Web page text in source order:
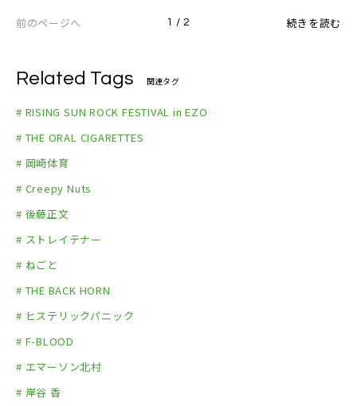
B’z
ビッケブランカ
FRIDAY NIGHT SESSION (for CAMPERS)
sumika
never young beach
NOT WONK
ハシケントリオ
フジファブリック
フレデリック
ぼくのりりっくのぼうよみ
MY LIFE IS MY MESSAGE
山口洋×仲井戸麗市×宮沢和史
マキシマム ザ ホルモン
RIZE
ROTH BART BARON
前のページへ 1 / 2 続きを読む
Related Tags 関連タグ
# RISING SUN ROCK FESTIVAL in EZO
# THE ORAL CIGARETTES
# 岡崎体育
# Creepy Nuts
# 後藤正文
# ストレイテナー
# ねごと
# THE BACK HORN
# ヒステリックパニック
# F-BLOOD
# エマーソン北村
# 岸谷 香